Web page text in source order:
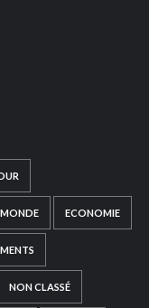
ECONOMIE
NON CLASSÉ